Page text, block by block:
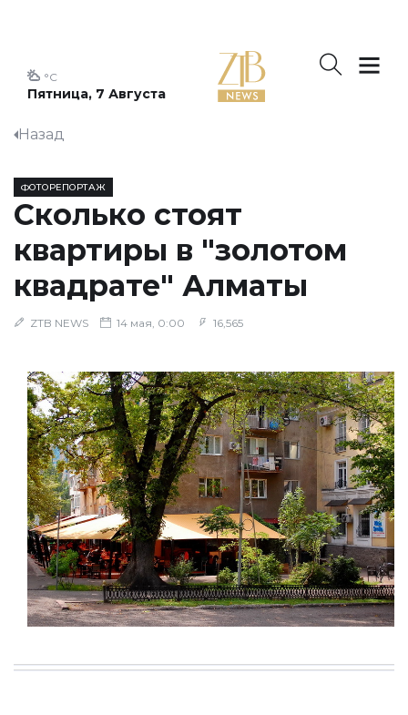
Пятница, 7 Августа
°C
Назад
ФОТОРЕПОРТАЖ
Сколько стоят
квартиры в "золотом
квадрате" Алматы
ZTB NEWS 14 мая, 0:00 16,565